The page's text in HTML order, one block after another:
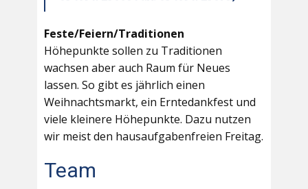
Feste/Feiern/Traditionen
Höhepunkte sollen zu Traditionen
wachsen aber auch Raum für Neues
lassen. So gibt es jährlich einen
Weihnachtsmarkt, ein Erntedankfest und
viele kleinere Höhepunkte. Dazu nutzen
wir meist den hausaufgabenfreien Freitag.
Team